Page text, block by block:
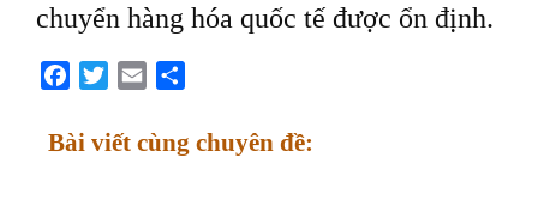
chuyển hàng hóa quốc tế được ổn định.
Facebook
TwitterEmail
Bài viết cùng chuyên đề: